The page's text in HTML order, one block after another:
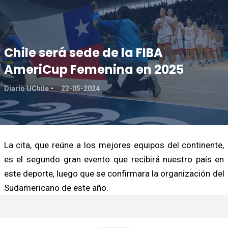
Chile será sede de la FIBA
AmeriCup Femenina en 2025
Diario UChile 23-05-2024
La cita, que reúne a los mejores equipos del continente,
es el segundo gran evento que recibirá nuestro país en
este deporte, luego que se confirmara la organización del
Sudamericano de este año.